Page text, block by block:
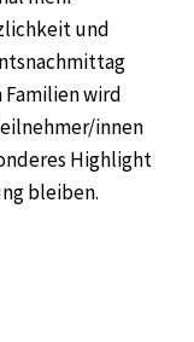
und
wird
innen
Highlight
bleiben.